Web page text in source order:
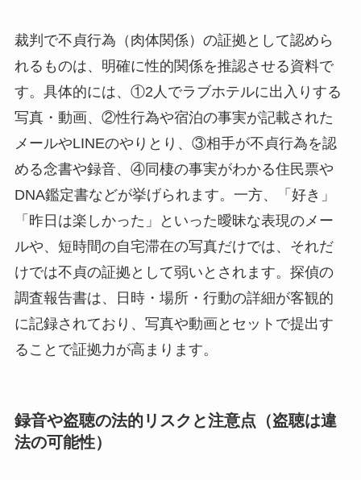
裁判で不貞行為（肉体関係）の証拠として認めら
れるものは、明確に性的関係を推認させる資料で
す。具体的には、①2人でラブホテルに出入りする
写真・動画、②性行為や宿泊の事実が記載された
メールやLINEのやりとり、③相手が不貞行為を認
める念書や録音、④同棲の事実がわかる住民票や
DNA鑑定書などが挙げられます。一方、「好き」
「昨日は楽しかった」といった曖昧な表現のメー
ルや、短時間の自宅滞在の写真だけでは、それだ
けでは不貞の証拠として弱いとされます。探偵の
調査報告書は、日時・場所・行動の詳細が客観的
に記録されており、写真や動画とセットで提出す
ることで証拠力が高まります。
録音や盗聴の法的リスクと注意点（盗聴は違
法の可能性）